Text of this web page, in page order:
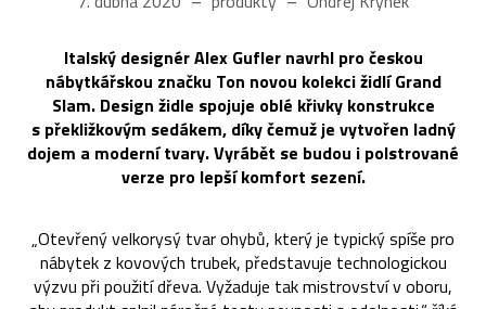
Italský designér Alex Gufler navrhl pro českou
nábytkářskou značku Ton novou kolekci židlí Grand
Slam. Design židle spojuje oblé křivky konstrukce
s překližkovým sedákem, díky čemuž je vytvořen ladný
dojem a moderní tvary. Vyrábět se budou i polstrované
verze pro lepší komfort sezení.
„Otevřený velkorysý tvar ohybů, který je typický spíše pro
nábytek z kovových trubek, představuje technologickou
výzvu při použití dřeva. Vyžaduje tak mistrovství v oboru,